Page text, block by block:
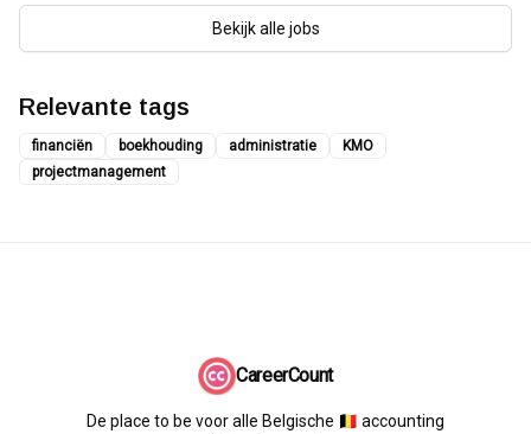
Bekijk alle jobs
Relevante tags
financiën boekhouding administratie
KMO
projectmanagement
CareerCount
De place to be voor alle Belgische 🇧🇪 accounting